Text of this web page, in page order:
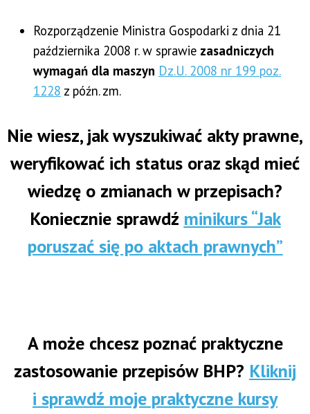
Rozporządzenie Ministra Gospodarki z dnia 21
października 2008 r. w sprawie zasadniczych
wymagań dla maszyn Dz.U. 2008 nr 199 poz.
1228 z późn. zm.
Nie wiesz, jak wyszukiwać akty prawne,
weryfikować ich status oraz skąd mieć
wiedzę o zmianach w przepisach?
Koniecznie sprawdź minikurs “Jak
poruszać się po aktach prawnych”
A może chcesz poznać praktyczne
zastosowanie przepisów BHP? Kliknij
i sprawdź moje praktyczne kursy